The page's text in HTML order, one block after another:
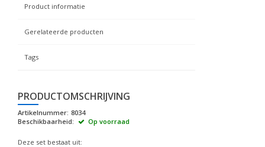
Product informatie
Gerelateerde producten
Tags
PRODUCTOMSCHRIJVING
Artikelnummer: 8034
Beschikbaarheid:
Op voorraad
Deze set bestaat uit: